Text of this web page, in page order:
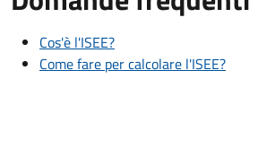
Cos'è l'ISEE?
Come fare per calcolare l'ISEE?